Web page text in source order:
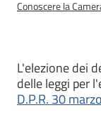
Briciole di pane
Conoscere la
L'elezione dei
delle leggi per
D.P.R. 30